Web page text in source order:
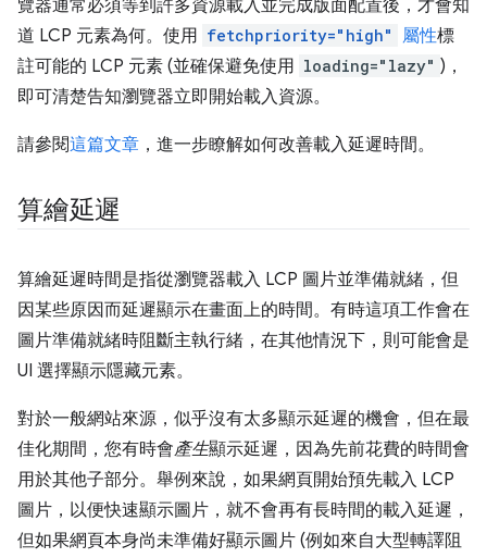
覽器通常必須等到許多資源載入並完成版面配置後，才會知
道 LCP 元素為何。使用 fetchpriority="high" 屬性標
註可能的 LCP 元素 (並確保避免使用 loading="lazy" )，
即可清楚告知瀏覽器立即開始載入資源。
請參閱這篇文章 ，進一步瞭解如何改善載入延遲時間。
算繪延遲
算繪延遲時間是指從瀏覽器載入 LCP 圖片並準備就緒，但
因某些原因而延遲顯示在畫面上的時間。有時這項工作會在
圖片準備就緒時阻斷主執行緒，在其他情況下，則可能會是
UI 選擇顯示隱藏元素。
對於一般網站來源，似乎沒有太多顯示延遲的機會，但在最
佳化期間，您有時會產生顯示延遲，因為先前花費的時間會
用於其他子部分。舉例來說，如果網頁開始預先載入 LCP
圖片，以便快速顯示圖片，就不會再有長時間的載入延遲，
但如果網頁本身尚未準備好顯示圖片 (例如來自大型轉譯阻